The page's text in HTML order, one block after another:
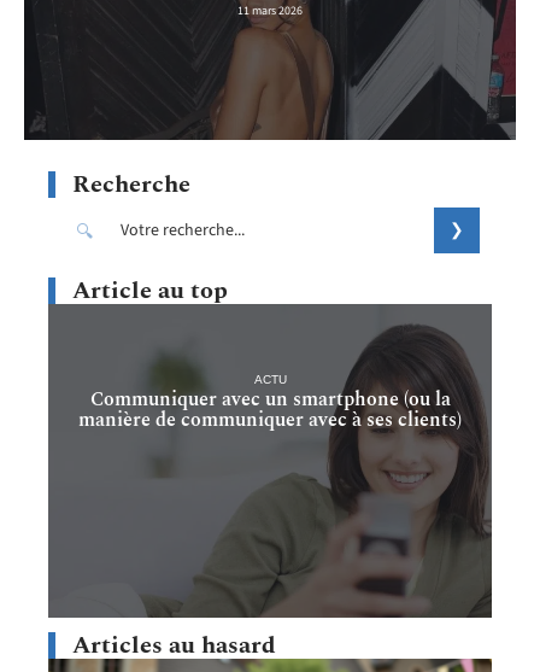
11 mars 2026
Recherche
Article au top
ACTU
Communiquer avec un smartphone (ou la
manière de communiquer avec à ses clients)
Articles au hasard